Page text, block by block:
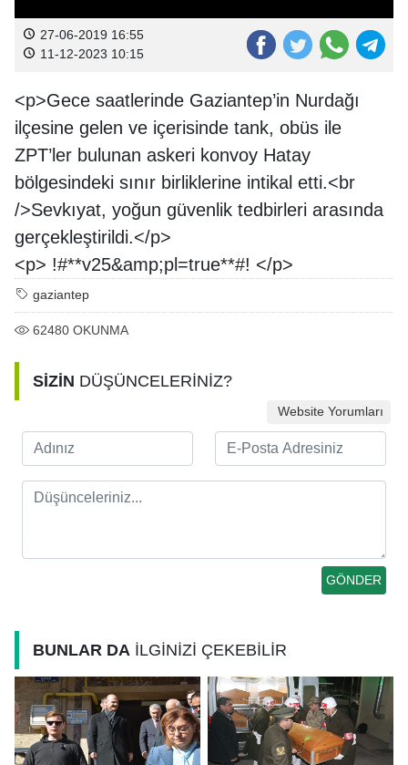
27-06-2019 16:55
11-12-2023 10:15
<p>Gece saatlerinde Gaziantep’in Nurdağı
ilçesine gelen ve içerisinde tank, obüs ile
ZPT’ler bulunan askeri konvoy Hatay
bölgesindeki sınır birliklerine intikal etti.<br
/>Sevkıyat, yoğun güvenlik tedbirleri arasında
gerçekleştirildi.</p>
<p> !#**v25&amp;pl=true**#! </p>
gaziantep
62480 OKUNMA
SİZİN DÜŞÜNCELERİNİZ?
Website Yorumları
BUNLAR DA İLGİNİZİ ÇEKEBİLİR